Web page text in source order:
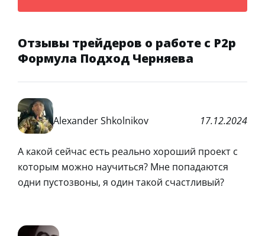
Отзывы трейдеров о работе с P2p
Формула Подход Черняева
Alexander Shkolnikov 17.12.2024
А какой сейчас есть реально хороший проект с
которым можно научиться? Мне попадаются
одни пустозвоны, я один такой счастливый?